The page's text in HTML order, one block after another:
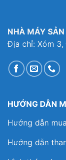
NHÀ MÁY
Địa chỉ: Xóm
HƯỚNG DẪN
Hướng dẫn
Hướng dẫn